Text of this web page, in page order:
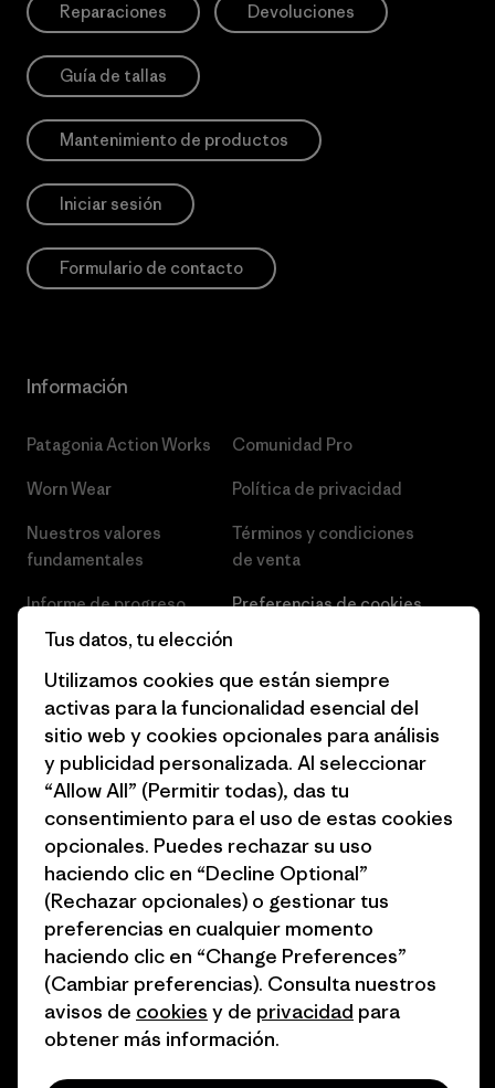
Reparaciones Devoluciones
Guía de tallas
Mantenimiento de productos
Iniciar sesión
Formulario de contacto
Información
Patagonia Action Works
Worn Wear
Nuestros valores
fundamentales
Informe de progreso
Business Unusual
Objetivos climáticos
1% for the Planet
Cómo financiamos
Tarjetas regalo
Encuentra una tienda
Comunidad Pro
Política de privacidad
Términos y condiciones
de venta
Preferencias de cookies
Empleo
Prensa
Programa para profesionales
del sector
Programa de afiliados
Mapa del sitio Patagonia
España
© 2026 Patagonia, Inc. Todos los derechos reservados.
Tus datos, tu elección
Utilizamos cookies que están siempre
activas para la funcionalidad esencial del
sitio web y cookies opcionales para análisis
y publicidad personalizada. Al seleccionar
“Allow All” (Permitir todas), das tu
consentimiento para el uso de estas cookies
opcionales. Puedes rechazar su uso
haciendo clic en “Decline Optional”
(Rechazar opcionales) o gestionar tus
preferencias en cualquier momento
haciendo clic en “Change Preferences”
(Cambiar preferencias). Consulta nuestros
avisos de cookies y de privacidad para
obtener más información.